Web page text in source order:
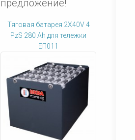
предложение!
Тяговая батарея 2X40V 4
PzS 280 Ah для тележки
ЕП011